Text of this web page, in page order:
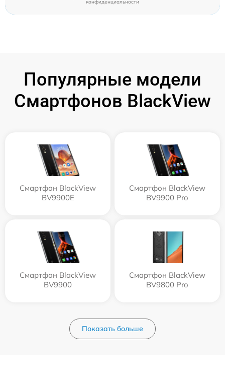
конфиденциальности
Популярные модели
Смартфонов BlackView
Смартфон BlackView
BV9900E
Смартфон BlackView
BV9900 Pro
Смартфон BlackView
BV9900
Смартфон BlackView
BV9800 Pro
Показать больше